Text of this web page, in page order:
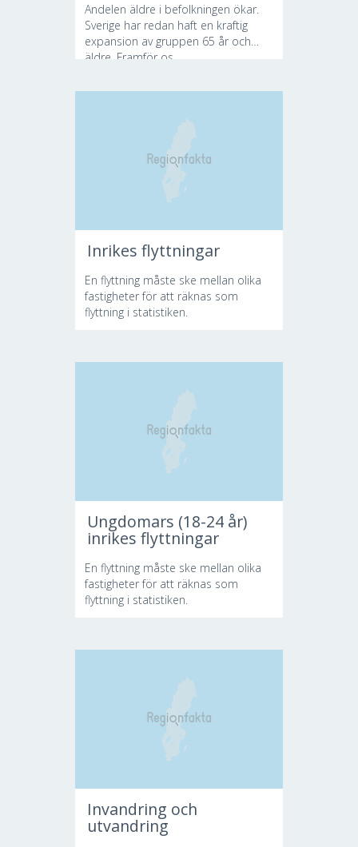
Andelen äldre i befolkningen ökar.
Sverige har redan haft en kraftig
expansion av gruppen 65 år och
äldre. Framför os...
Inrikes flyttningar
En flyttning måste ske mellan olika
fastigheter för att räknas som
flyttning i statistiken.
Ungdomars (18-24 år)
inrikes flyttningar
En flyttning måste ske mellan olika
fastigheter för att räknas som
flyttning i statistiken.
Invandring och
utvandring